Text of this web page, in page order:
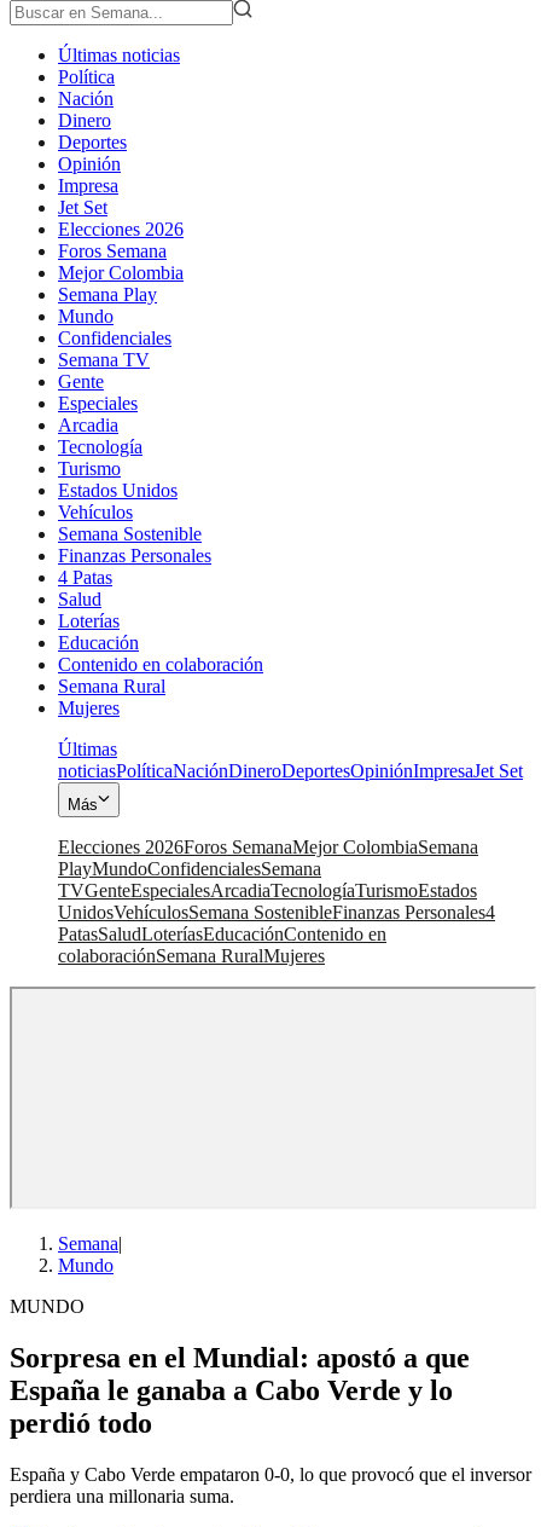
Últimas noticias
Política
Nación
Dinero
Deportes
Opinión
Impresa
Jet Set
Elecciones 2026
Foros Semana
Mejor Colombia
Semana Play
Mundo
Confidenciales
Semana TV
Gente
Especiales
Arcadia
Tecnología
Turismo
Estados Unidos
Vehículos
Semana Sostenible
Finanzas Personales
4 Patas
Salud
Loterías
Educación
Contenido en colaboración
Semana Rural
Mujeres
Últimas
noticiasPolíticaNaciónDineroDeportesOpiniónImpresaJet Set
Más
Elecciones 2026Foros SemanaMejor ColombiaSemana
PlayMundoConfidencialesSemana
TVGenteEspecialesArcadiaTecnologíaTurismoEstados
UnidosVehículosSemana SostenibleFinanzas Personales4
PatasSaludLoteríasEducaciónContenido en
colaboraciónSemana RuralMujeres
Semana|
Mundo
MUNDO
Sorpresa en el Mundial: apostó a que
España le ganaba a Cabo Verde y lo
perdió todo
España y Cabo Verde empataron 0-0, lo que provocó que el inversor
perdiera una millonaria suma.